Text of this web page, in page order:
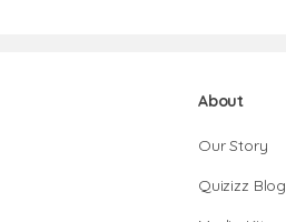
About
Our Story
Quizizz Blog